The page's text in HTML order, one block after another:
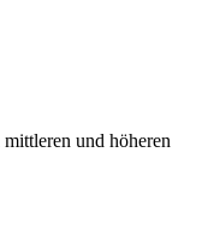
und höheren